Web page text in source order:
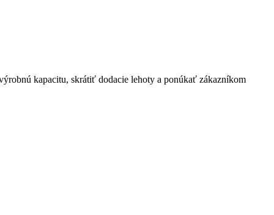
kapacitu, skrátiť dodacie lehoty a ponúkať zákazníkom